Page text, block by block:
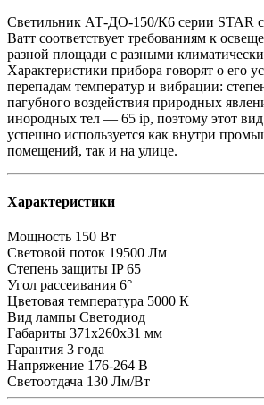
Светильник АТ-ДО-150/К6 серии STAR
Ватт соответствует требованиям к
разной площади c разными
Характеристики прибора говорят о его
перепадам температур и вибрации:
пагубного воздействия природных
инородных тел — 65 ip, поэтому этот вид
успешно используется как внутри
помещений, так и на улице.
Характеристики
Мощность 150 Вт
Световой поток 19500 Лм
Степень защиты IP 65
Угол рассеивания 6°
Цветовая температура 5000 К
Вид лампы Светодиод
Габариты 371х260х31 мм
Гарантия 3 года
Напряжение 176-264 В
Светоотдача 130 Лм/Вт